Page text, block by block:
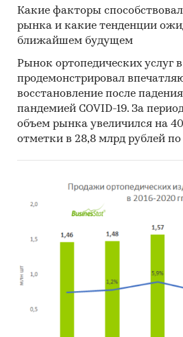
Какие факторы
рынка и какие тенденции
ближайшем будущем
Рынок ортопедических услуг
продемонстрировал
восстановление после
пандемией COVID-19. За
объем рынка увеличился на
отметки в 28,8 млрд рублей по